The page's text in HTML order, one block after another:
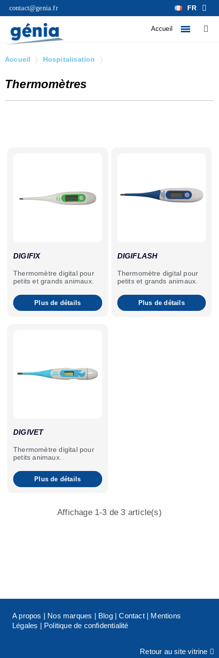
contact@genia.fr FR
Accueil
Accueil Hospitalisation
Thermomètres
Affichage 1-3 de 3 article(s)
DIGIFIX
Thermomètre digital pour
petits et grands animaux.
Plus de détails
DIGIFLASH
Thermomètre digital pour
petits et grands animaux.
Plus de détails
DIGIVET
Thermomètre digital pour
petits animaux.
Plus de détails
A propos | Nos marques | Blog|Contact| Mentions
Légales | Politique de confidentialité
Retour au site vitrine